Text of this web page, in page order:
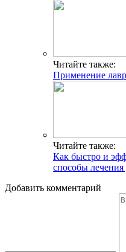
Читайте также:
Применение
Читайте также:
Как быстро и
способы лечения
Добавить комментарий